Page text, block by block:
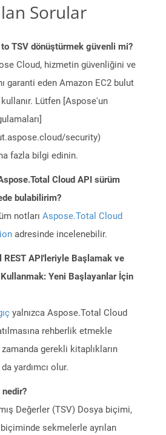
Sorular
TSV dönüştürmek güvenli mi?
Cloud, hizmetin güvenliğini ve
garanti eden Amazon EC2 bulut
kullanır. Lütfen [Aspose'un
security)
fazla bilgi edinin.
Cloud API sürüm
bulabilirim?
notları Aspose.Total Cloud
adresinde incelenebilir.
REST API'leriyle Başlamak ve
Yeni Başlayanlar İçin
yalnızca Aspose.Total Cloud
rehberlik etmekle
zamanda gerekli kitaplıkların
yardımcı olur.
nedir?
Değerler (TSV) Dosya biçimi,
sekmelerle ayrılan